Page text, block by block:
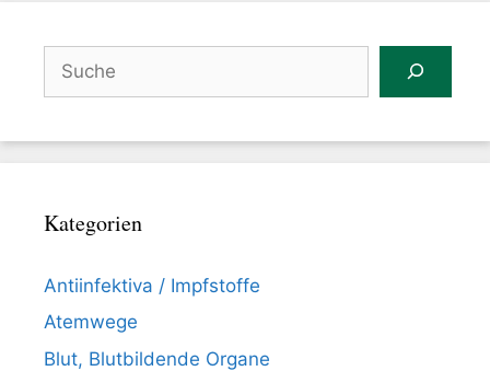
Kategorien
Antiinfektiva / Impfstoffe
Atemwege
Blut, Blutbildende Organe